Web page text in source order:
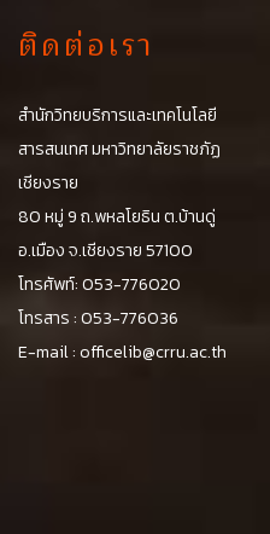
ติดต่อเรา
สำนักวิทยบริการและเทคโนโลยี
สารสนเทศ มหาวิทยาลัยราชภัฏ
เชียงราย
80 หมู่ 9 ถ.พหลโยธิน ต.บ้านดู่
อ.เมือง จ.เชียงราย 57100
โทรศัพท์: 053-776020
โทรสาร : 053-776036
E-mail :officelib@crru.ac.th